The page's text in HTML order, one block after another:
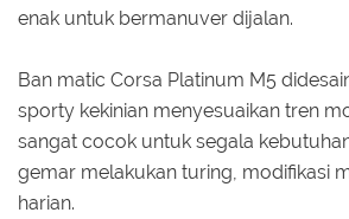
enak untuk bermanuver dijalan.
Ban matic Corsa Platinum M5
sporty kekinian menyesuaikan tren
sangat cocok untuk segala
gemar melakukan turing, modifikasi
harian.